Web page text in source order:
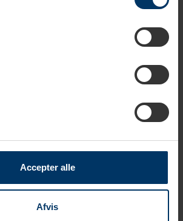
Accepter alle
Afvis
st
Illy Dark Roast E.S.E Pods 200